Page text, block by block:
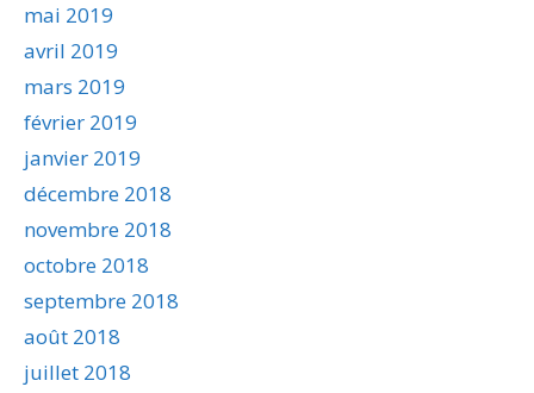
mai 2019
avril 2019
mars 2019
février 2019
janvier 2019
décembre 2018
novembre 2018
octobre 2018
septembre 2018
août 2018
juillet 2018